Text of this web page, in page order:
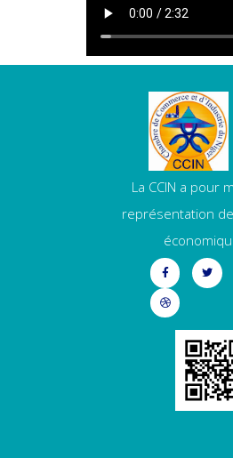
La CCIN a pour
représentation